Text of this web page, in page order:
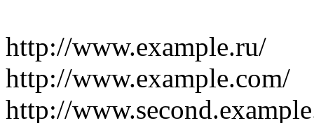
http://www.example.ru/
http://www.example.com/
http://